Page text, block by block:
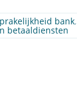
bank,
betaaldiensten